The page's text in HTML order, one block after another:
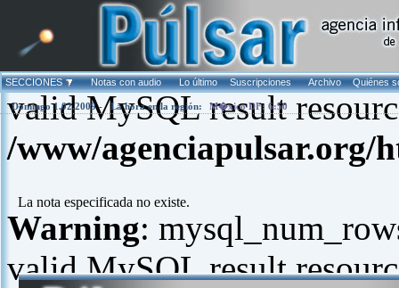
Warning:
valid MySQL result
/www/agenciapulsar.org/
Warning:
valid MySQL result
SECCIONES Notas con audio Lo último Suscripciones Archivo Quiénes
Domingo 1.02.2009 - La hora en la región: M�xico DF: 6:50
La nota especificada no existe.